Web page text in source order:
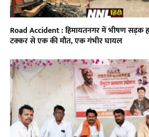
Road Accident : हिमायतनगर में भीषण सड़क
टक्कर से एक की मौत, एक गंभीर घायल